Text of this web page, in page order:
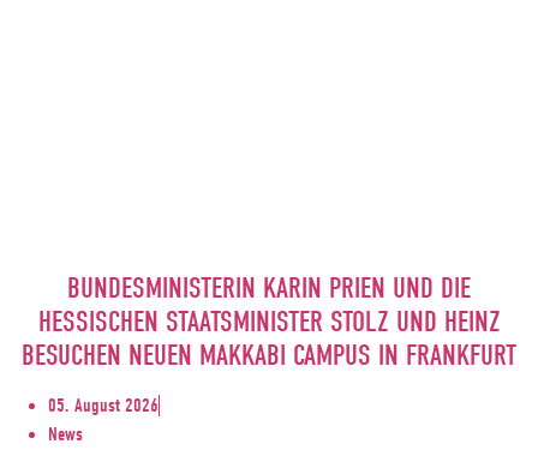
BUNDESMINISTERIN KARIN PRIEN UND DIE
HESSISCHEN STAATSMINISTER STOLZ UND HEINZ
BESUCHEN NEUEN MAKKABI CAMPUS IN FRANKFURT
05. August 2026
News